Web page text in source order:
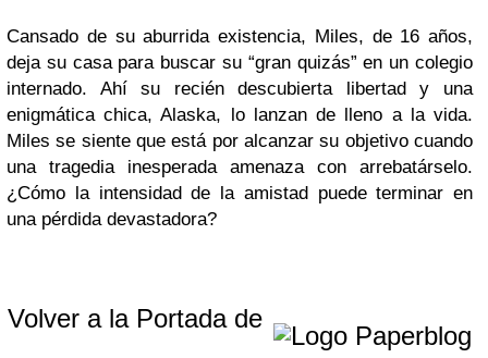
Cansado de su aburrida existencia, Miles, de 16 años,
deja su casa para buscar su “gran quizás” en un colegio
internado. Ahí su recién descubierta libertad y una
enigmática chica, Alaska, lo lanzan de lleno a la vida.
Miles se siente que está por alcanzar su objetivo cuando
una tragedia inesperada amenaza con arrebatárselo.
¿Cómo la intensidad de la amistad puede terminar en
una pérdida devastadora?
Volver a la Portada de